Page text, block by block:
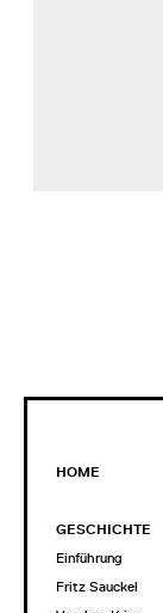
HOME
GESCHICHTE
Einführung
Fritz Sauckel